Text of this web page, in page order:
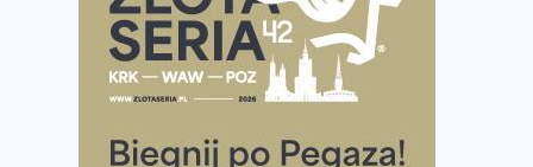
Już w ten weekend! Przed nami Nocny Portowy
Maraton i Półmaraton Szczeciński. Wszystko, co warto